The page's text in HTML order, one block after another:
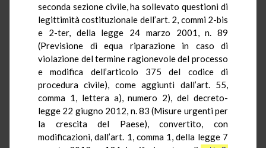
seconda sezione civile, ha sollevato questioni di
legittimità costituzionale dell’art. 2, commi 2-bis
e 2-ter, della legge 24 marzo 2001, n. 89
(Previsione di equa riparazione in caso di
violazione del termine ragionevole del processo
e modifica dell’articolo 375 del codice di
procedura civile), come aggiunti dall’art. 55,
comma 1, lettera a), numero 2), del decreto-
legge 22 giugno 2012, n. 83 (Misure urgenti per
la crescita del Paese), convertito, con
modificazioni, dall’art. 1, comma 1, della legge 7